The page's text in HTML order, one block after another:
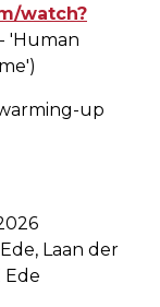
watch?
'Human
up
Laan der
Ede